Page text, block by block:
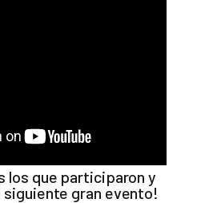
los que participaron y
siguiente gran evento!